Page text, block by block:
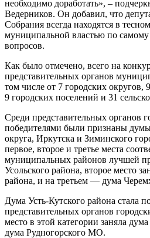
необходимо доработать», –
Ведерников. Он добавил, что
Собрания всегда находятся в
муниципальной властью по
вопросов.
Как было отмечено, всего на
представительных органов
том числе от 7 городских
9 городских поселений и 31
Среди представительных органов
победителями были признаны
округа, Иркутска и Зиминского
первое, второе и третье места
муниципальных районов лучшей
Усольского района, второе место
района, и на третьем — дума
Дума Усть-Кутского района стала
представительных органов
место в этой категории заняла
дума Рудногорского МО.